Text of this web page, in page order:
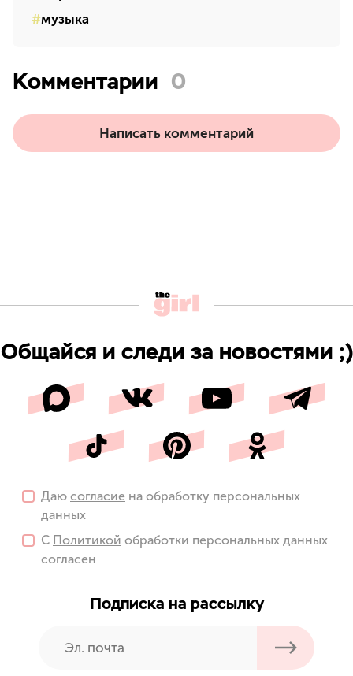
музыка
Комментарии 0
Написать комментарий
Общайся и следи за новостями ;)
Даю согласие на обработку персональных
данных
С Политикой обработки персональных данных
согласен
Подписка на рассылку